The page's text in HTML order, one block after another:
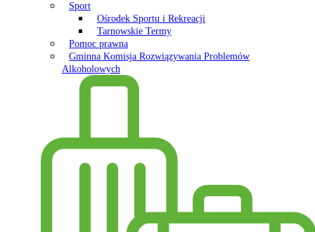
Sport
Ośrodek Sportu i Rekreacji
Tarnowskie Termy
Pomoc prawna
Gminna Komisja Rozwiązywania Problemów
Alkoholowych